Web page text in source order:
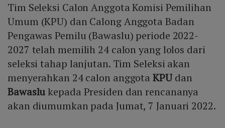
Tim Seleksi Calon Anggota Komisi Pemilihan
Umum (KPU) dan Calong Anggota Badan
Pengawas Pemilu (Bawaslu) periode 2022-
2027 telah memilih 24 calon yang lolos dari
seleksi tahap lanjutan. Tim Seleksi akan
menyerahkan 24 calon anggotaKPUdan
Bawaslukepada Presiden dan rencananya
akan diumumkan pada Jumat, 7 Januari 2022.